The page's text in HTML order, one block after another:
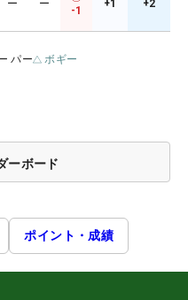
ー ー
-1
+1 +2
パー ボギー
ーボード
ポイント・成績